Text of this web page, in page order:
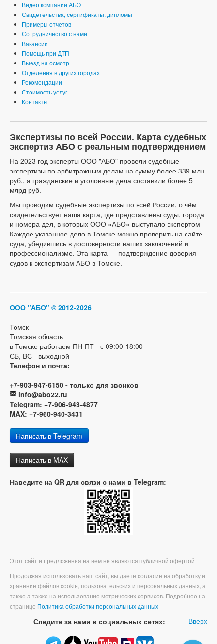
Видео компании АБО
Свидетельства, сертификаты, дипломы
Примеры отчетов
Сотрудничество с нами
Вакансии
Помощь при ДТП
Выезд на осмотр
Отделения в других городах
Рекомендации
Стоимость услуг
Контакты
Экспертизы по всей России. Карта судебных
экспертиз АБО с реальным подтверждением
На 2023 год эксперты ООО "АБО" провели судебные
экспертизы по арбитражным делам на сумму более 339 млн
руб., а гражданские и уголовные дела составили более 5
млрд руб.
Мы проводим судебные экспертизы по всей России, о чём
свидетельствует наша карта, где представлены суды, города
и номера дел, в которых ООО «АБО» выступало экспертом.
Каждое указанное дело в Томске можно проверить на сайте
суда, убедившись в достоверности наших заключений и
профессионализме. Эта карта — подтверждение доверия
судов к экспертизам АБО в Томске.
ООО "АБО" © 2012-2026
Томск
Томская область
в Томске работаем ПН-ПТ - с 09:00-18:00
СБ, ВС - выходной
Телефон и почта:
+7-903-947-6150 - только для звонков
info@abo22.ru
Telegram: +7-906-943-4877
MAX: +7-960-940-3431
Написать в Telegram
Написать в MAX
Наведите на QR для связи с нами в Telegram:
Этот сайт и предложения на нем не являются публичной офертой
Продолжая использовать наш сайт, вы даете согласие на обработку и
хранение файлов cookie, пользовательских и персональных данных, а
также а также на использование метрических сервисов. Подробнее на
странице Политика обработки персональных данных
Вверх
Следите за нами в социальных сетях: